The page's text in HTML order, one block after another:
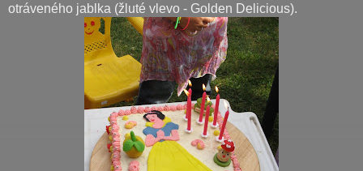
otráveného jablka (žluté vlevo - Golden Delicious).